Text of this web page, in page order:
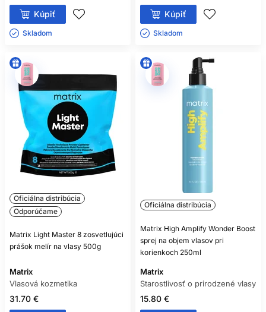
Kúpiť
Skladom ㅤ
Kúpiť
Skladom ㅤ
Oficiálna distribúcia
Odporúčame
Matrix Light Master 8 zosvetlujúci
prášok melír na vlasy 500g
Matrix
Vlasová kozmetika
31.70 €
Oficiálna distribúcia
Matrix High Amplify Wonder Boost
sprej na objem vlasov pri
korienkoch 250ml
Matrix
Starostlivosť o prirodzené vlasy
15.80 €